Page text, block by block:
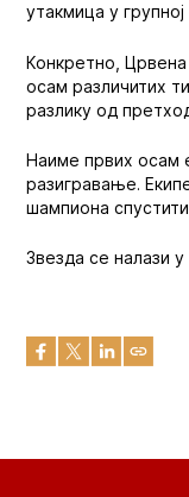
утакмица у групној
Конкретно,
осам различитих
разлику од
Наиме првих осам
разигравање.
шампиона
Звезда се налази